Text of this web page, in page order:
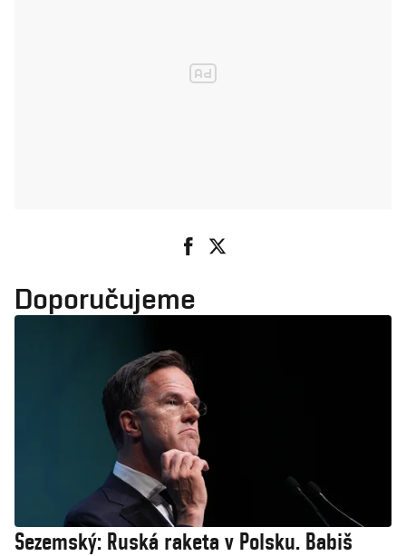
Doporučujeme
Sezemský: Ruská raketa v Polsku. Babiš